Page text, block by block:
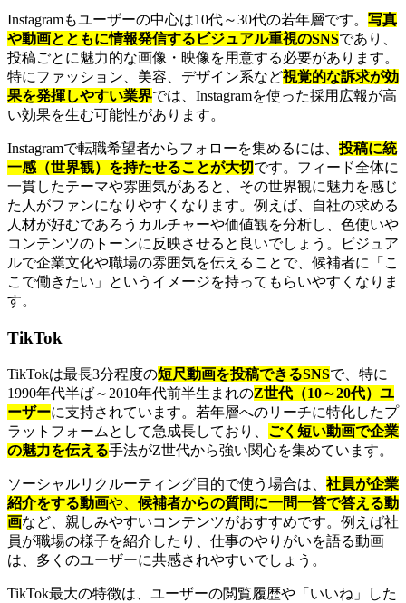
Instagramもユーザーの中心は10代～30代の若年層です。 写真
や動画とともに情報発信するビジュアル重視のSNSであり、
投稿ごとに魅力的な画像・映像を用意する必要があります。
特にファッション、美容、デザイン系など視覚的な訴求が効
果を発揮しやすい業界では、Instagramを使った採用広報が高
い効果を生む可能性があります。
Instagramで転職希望者からフォローを集めるには、投稿に統
一感（世界観）を持たせることが大切です。フィード全体に
一貫したテーマや雰囲気があると、その世界観に魅力を感じ
た人がファンになりやすくなります。例えば、自社の求める
人材が好むであろうカルチャーや価値観を分析し、色使いや
コンテンツのトーンに反映させると良いでしょう。ビジュア
ルで企業文化や職場の雰囲気を伝えることで、候補者に「こ
こで働きたい」というイメージを持ってもらいやすくなりま
す。
TikTok
TikTokは最長3分程度の短尺動画を投稿できるSNSで、特に
1990年代半ば～2010年代前半生まれのZ世代（10～20代）ユ
ーザーに支持されています。若年層へのリーチに特化したプ
ラットフォームとして急成長しており、 ごく短い動画で企業
の魅力を伝える手法がZ世代から強い関心を集めています。
ソーシャルリクルーティング目的で使う場合は、 社員が企業
紹介をする動画や、 候補者からの質問に一問一答で答える動
画など、親しみやすいコンテンツがおすすめです。例えば社
員が職場の様子を紹介したり、仕事のやりがいを語る動画
は、多くのユーザーに共感されやすいでしょう。
TikTok最大の特徴は、ユーザーの閲覧履歴や「いいね」した